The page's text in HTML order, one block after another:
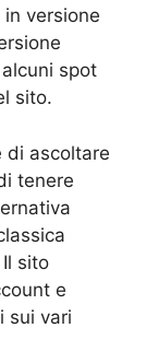
versione
spot
sito.
di ascoltare
tenere
sito
e
sui vari